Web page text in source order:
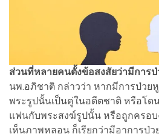
ส่วนที่หลายคนตั้งข้อสงสัยว่ามีการป่
นพ.อภิชาติ กล่าวว่า หากมีการป่วย
พระรูปนั้นเป็นคู่ในอดีตชาติ หรือโดน
แฟนกับพระสงฆ์รูปนั้น หรือถูกครอบ
เห็นภาพหลอน ก็เรียกว่ามีอาการป่ว